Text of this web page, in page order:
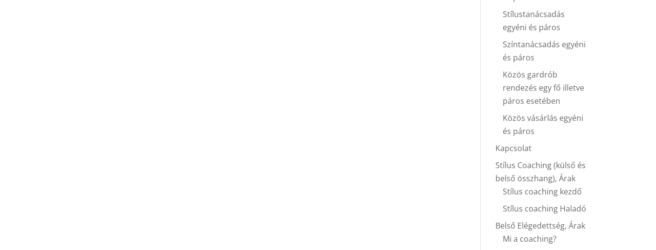
Stílustanácsadás
egyéni és páros
Színtanácsadás egyéni
és páros
Közös gardrób
rendezés egy fő illetve
páros esetében
Közös vásárlás egyéni
és páros
Kapcsolat
Stílus Coaching (külső és
belső összhang), Árak
Stílus coaching kezdő
Stílus coaching Haladó
Belső Elégedettség, Árak
Mi a coaching?